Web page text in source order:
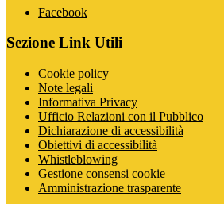
Facebook
Sezione Link Utili
Cookie policy
Note legali
Informativa Privacy
Ufficio Relazioni con il Pubblico
Dichiarazione di accessibilità
Obiettivi di accessibilità
Whistleblowing
Gestione consensi cookie
Amministrazione trasparente